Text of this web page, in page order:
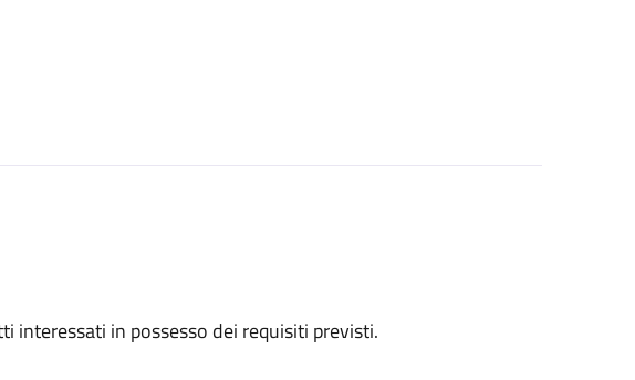
interessati in possesso dei requisiti previsti.